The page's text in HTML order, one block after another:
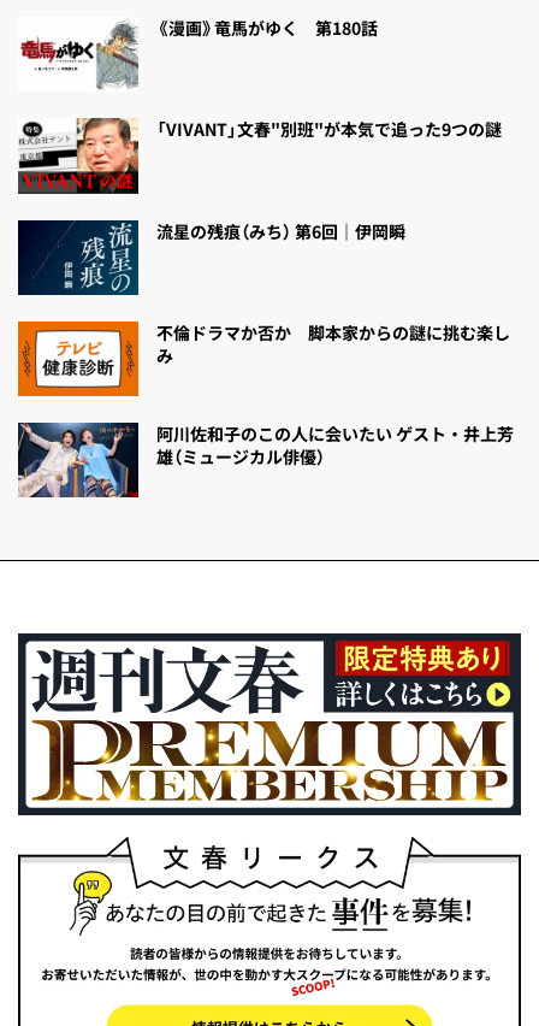
《漫画》竜馬がゆく 第180話
「VIVANT」文春"別班"が本気で追った9つの謎
流星の残痕（みち） 第6回｜伊岡瞬
不倫ドラマか否か 脚本家からの謎に挑む楽し
み
阿川佐和子のこの人に会いたい ゲスト・井上芳
雄（ミュージカル俳優）